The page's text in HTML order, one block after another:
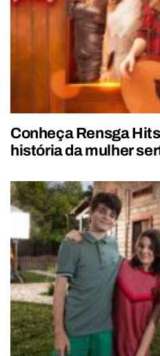
Conheça Rensga
história da mulher